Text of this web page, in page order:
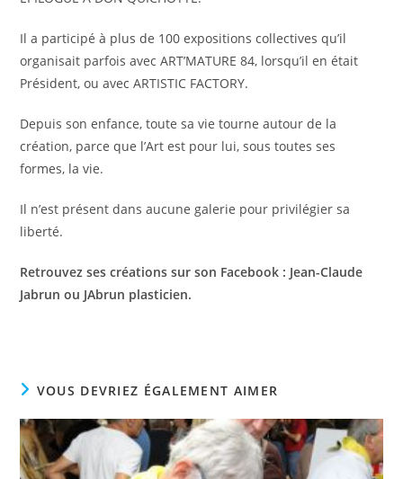
Il a participé à plus de 100 expositions collectives qu’il
organisait parfois avec ART’MATURE 84, lorsqu’il en était
Président, ou avec ARTISTIC FACTORY.
Depuis son enfance, toute sa vie tourne autour de la
création, parce que l’Art est pour lui, sous toutes ses
formes, la vie.
Il n’est présent dans aucune galerie pour privilégier sa
liberté.
Retrouvez ses créations sur son Facebook : Jean-Claude
Jabrun ou JAbrun plasticien.
VOUS DEVRIEZ ÉGALEMENT AIMER